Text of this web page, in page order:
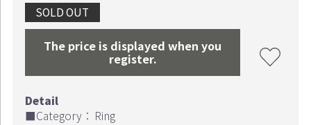
SOLD OUT
The price is displayed when you
register.
■Category： Ring